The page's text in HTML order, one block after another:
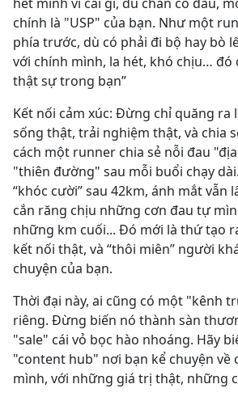
chính là "USP" của bạn. Như một
phía trước, dù có phải đi bộ hay bò
với chính mình, la hét, khó chịu… đó
thật sự trong bạn”
Kết nối cảm xúc: Đừng chỉ quăng ra
sống thật, trải nghiệm thật, và chia
cách một runner chia sẻ nỗi đau
"thiên đường" sau mỗi buổi chạy
“khóc cười” sau 42km, ánh mắt vẫn
cắn răng chịu những cơn đau tự
những km cuối... Đó mới là thứ tạo
kết nối thật, và “thôi miên” người
chuyện của bạn.
Thời đại này, ai cũng có một "kênh
riêng. Đừng biến nó thành sàn
"sale" cái vỏ bọc hào nhoáng. Hãy
"content hub" nơi bạn kể chuyện về
mình, với những giá trị thật, những